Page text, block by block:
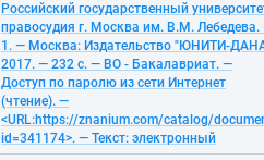
Российский государственный
правосудия г. Москва им. В.М. Лебедева.
1. — Москва: Издательство "ЮНИТИ-
2017. — 232 с. — ВО - Бакалавриат. —
Доступ по паролю из сети Интернет
(чтение). —
<URL:https://znanium.com/catalog/
id=341174>. — Текст: электронный